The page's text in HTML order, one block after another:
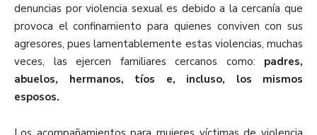
denuncias por violencia sexual es debido a la cercanía que
provoca el confinamiento para quienes conviven con sus
agresores, pues lamentablemente estas violencias, muchas
veces, las ejercen familiares cercanos como: padres,
abuelos, hermanos, tíos e, incluso, los mismos
esposos.